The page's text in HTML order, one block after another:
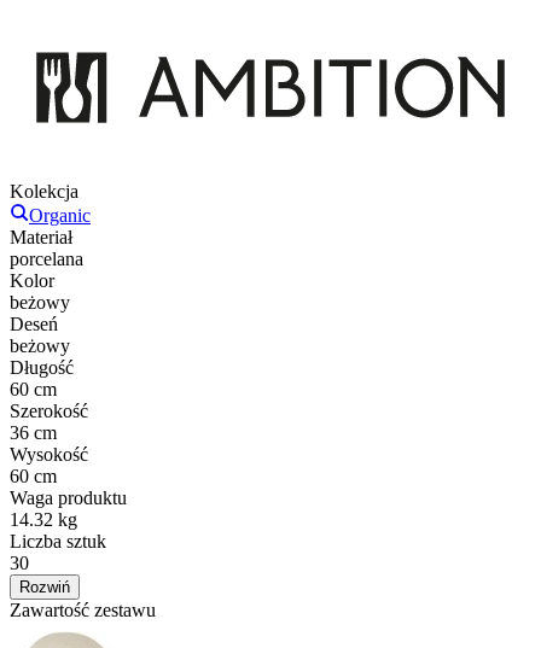
Kolekcja
Organic
Materiał
porcelana
Kolor
beżowy
Deseń
beżowy
Długość
60 cm
Szerokość
36 cm
Wysokość
60 cm
Waga produktu
14.32 kg
Liczba sztuk
30
Rozwiń
Zawartość zestawu